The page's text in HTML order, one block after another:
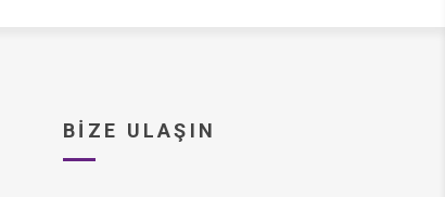
BIZE ULAŞIN